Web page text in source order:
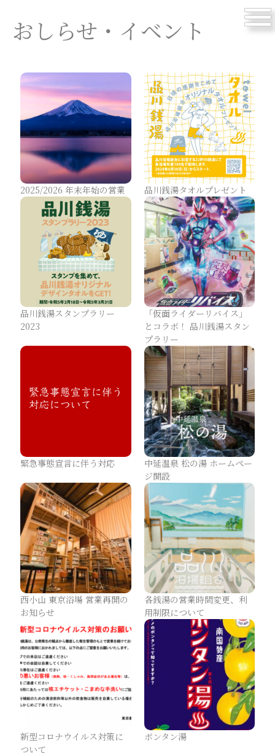
menu
おしらせ・イベント
2025/2026 年末年始の営業 品川銭湯タオルプレゼント
品川銭湯スタンプラリー
2023
「仮面ライダーリバイス」
とコラボ！ 品川銭湯スタン
プラリー
緊急事態宣言に伴う対応
中延温泉 松の湯 ホームペー
ジ開設
西小山 東京浴場 営業再開の
お知らせ
各銭湯の営業時間変更、利
用制限について
新型コロナウイルス対策に
ついて
ボンタン湯